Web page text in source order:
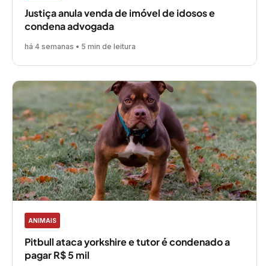
Justiça anula venda de imóvel de idosos e
condena advogada
há 4 semanas • 5 min de leitura
ANIMAIS
Pitbull ataca yorkshire e tutor é condenado a
pagar R$ 5 mil